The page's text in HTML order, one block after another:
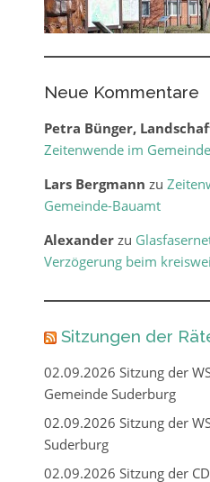
Neue Kommentare
Petra Bünger,
Zeitenwende im
Lars Bergmann zu
Gemeinde-Bauamt
Alexanderzu
Verzögerung beim
Sitzungen der
02.09.2026 Sitzung der
Gemeinde Suderburg
02.09.2026 Sitzung der
Suderburg
02.09.2026 Sitzung der